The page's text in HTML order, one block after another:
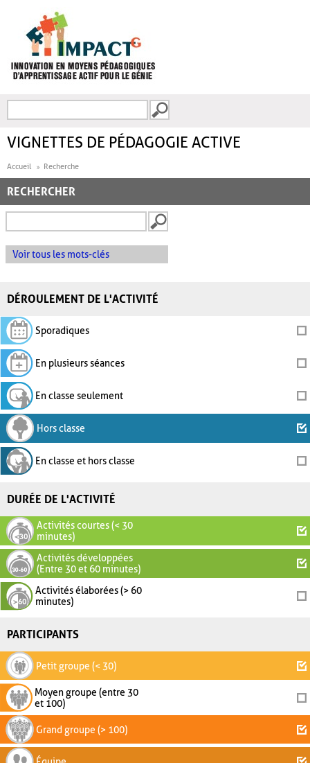
FORMULAIRE DE
VIGNETTES DE PÉDAGOGIE ACTIVE
Accueil Recherche
RECHERCHER
Voir tous les mots-clés
DÉROULEMENT DE L'ACTIVITÉ
Sporadiques
En plusieurs séances
En classe seulement
Hors classe
En classe et hors classe
DURÉE DE L'ACTIVITÉ
Activités courtes (< 30
minutes)
Activités développées
(Entre 30 et 60 minutes)
Activités élaborées (> 60
minutes)
PARTICIPANTS
Petit groupe (< 30)
Moyen groupe (entre 30
et 100)
Grand groupe (> 100)